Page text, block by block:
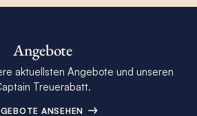
Angebote
aktuellsten Angebote und unseren
Treuerabatt.
ANSEHEN